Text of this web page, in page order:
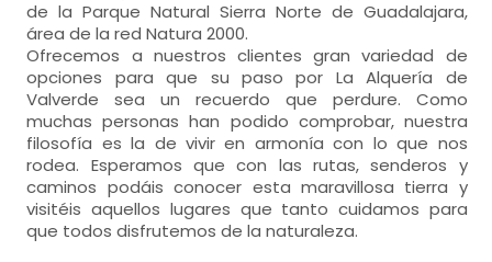
de la Parque Natural Sierra Norte de Guadalajara,
área de la red Natura 2000.
Ofrecemos a nuestros clientes gran variedad de
opciones para que su paso por La Alquería de
Valverde sea un recuerdo que perdure. Como
muchas personas han podido comprobar, nuestra
filosofía es la de vivir en armonía con lo que nos
rodea. Esperamos que con las rutas, senderos y
caminos podáis conocer esta maravillosa tierra y
visitéis aquellos lugares que tanto cuidamos para
que todos disfrutemos de la naturaleza.